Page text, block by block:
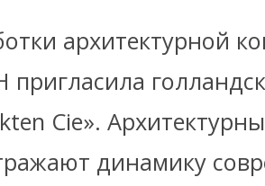
архитектурной
пригласила
Cie».
динамику